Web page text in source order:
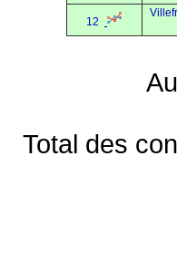
12
Au
Total des